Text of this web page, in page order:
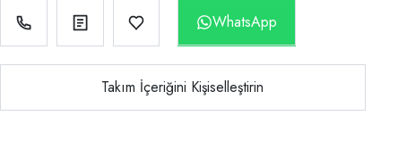
WhatsApp
Takım İçeriğini Kişiselleştirin